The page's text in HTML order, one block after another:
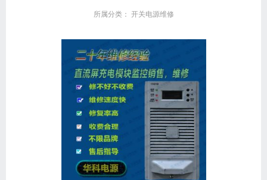
所属分类： 开关电源维修